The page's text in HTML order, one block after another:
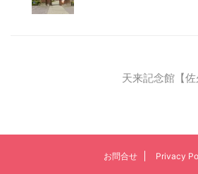
天来記念館【佐
お問合せ Privacy